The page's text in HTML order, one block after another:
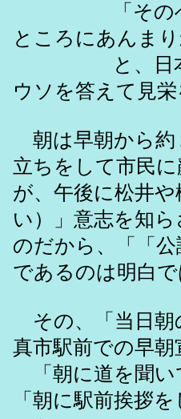
「そのへん
ところにあんまり
と、日本語
ウソを答えて見栄
朝は早朝から約
立ちをして市民
が、午後に松井
い）」意志を知
のだから、「「
であるのは明白で
その、「当日朝
真市駅前での早朝
「朝に道を聞い
「朝に駅前挨拶